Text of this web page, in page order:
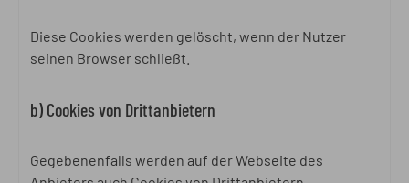
Diese Cookies werden gelöscht, wenn der Nutzer
seinen Browser schließt.
b) Cookies von Drittanbietern
Gegebenenfalls werden auf der Webseite des